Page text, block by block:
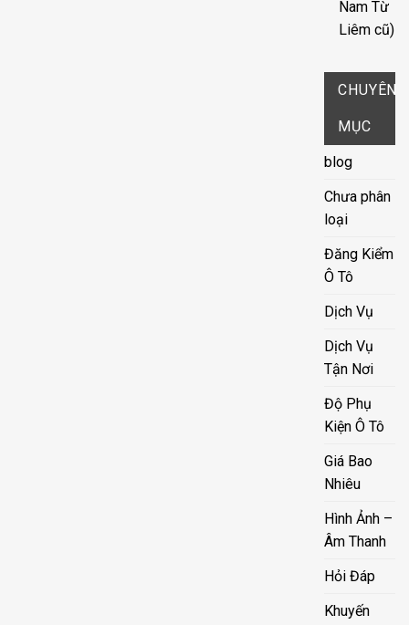
Nam Từ
Liêm cũ)
CHUYÊN
MỤC
blog
Chưa phân
loại
Đăng Kiểm
Ô Tô
Dịch Vụ
Dịch Vụ
Tận Nơi
Độ Phụ
Kiện Ô Tô
Giá Bao
Nhiêu
Hình Ảnh –
Âm Thanh
Hỏi Đáp
Khuyến